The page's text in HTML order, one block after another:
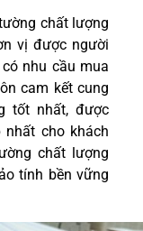
chất lượng
vị được người
nhu cầu mua
cam kết cung
tốt nhất, được
cho khách
chất lượng
tính bền vững